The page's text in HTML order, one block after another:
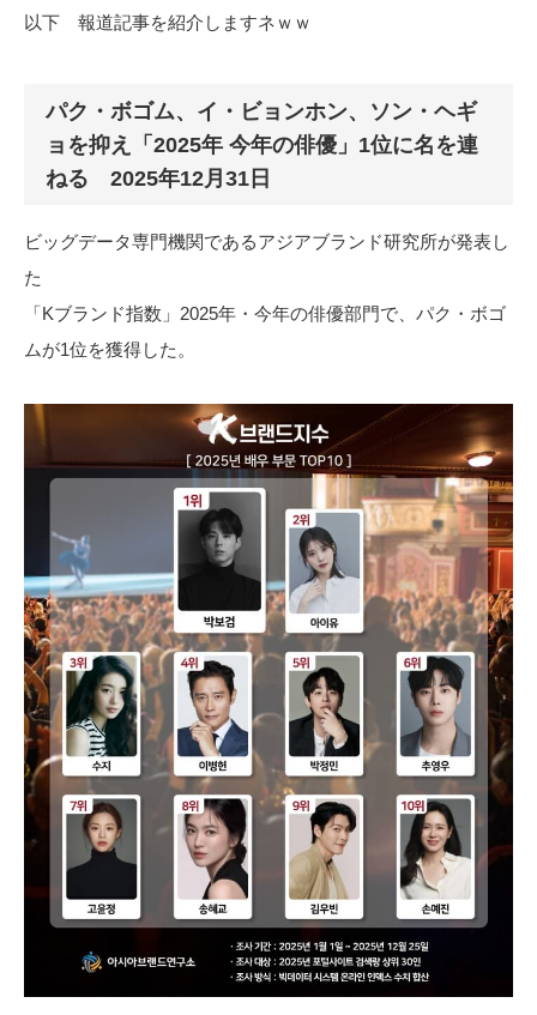
以下 報道記事を紹介しますネｗｗ
パク・ボゴム、イ・ビョンホン、ソン・ヘギ
ョを抑え「2025年 今年の俳優」1位に名を連
ねる 2025年12月31日
ビッグデータ専門機関であるアジアブランド研究所が発表し
た
「Kブランド指数」2025年・今年の俳優部門で、パク・ボゴ
ムが1位を獲得した。